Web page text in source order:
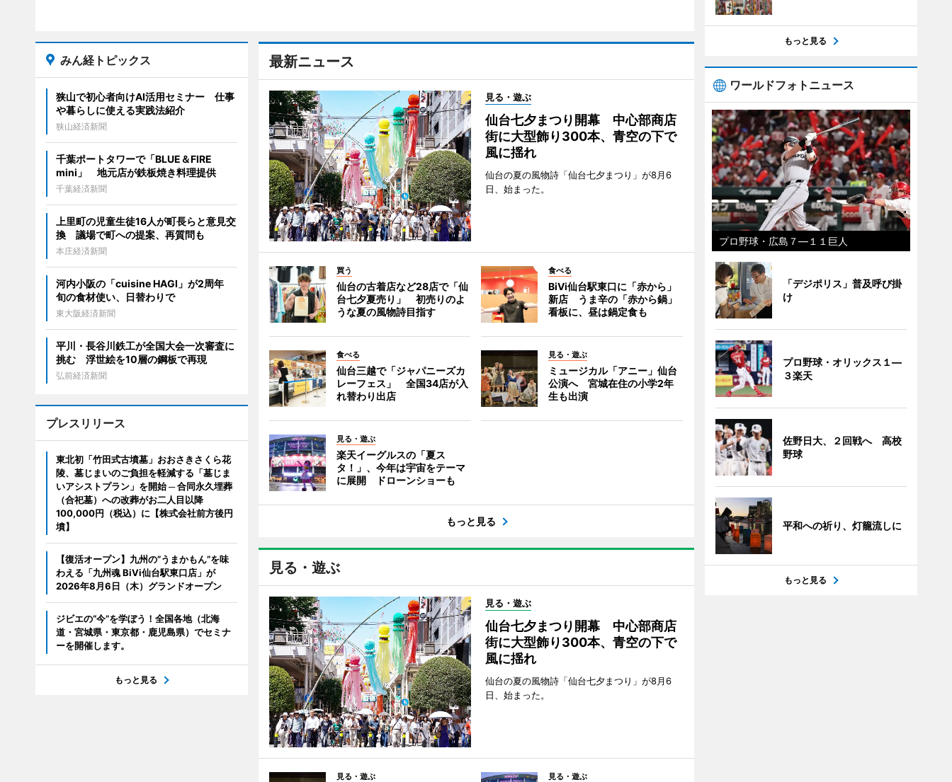
最新ニュース
見る・遊ぶ
仙台七夕まつり開幕 中心部商店
街に大型飾り300本、青空の下で
風に揺れ
仙台の夏の風物詩「仙台七夕まつり」が8月6
日、始まった。
買う
仙台の古着店など28店で「仙
台七夕夏売り」 初売りのよ
うな夏の風物詩目指す
食べる
BiVi仙台駅東口に「赤から」
新店 うま辛の「赤から鍋」
看板に、昼は鍋定食も
食べる
仙台三越で「ジャパニーズカ
レーフェス」 全国34店が入
れ替わり出店
見る・遊ぶ
ミュージカル「アニー」仙台
公演へ 宮城在住の小学2年
生も出演
見る・遊ぶ
楽天イーグルスの「夏ス
タ！」、今年は宇宙をテーマ
に展開 ドローンショーも
もっと見る
見る・遊ぶ
見る・遊ぶ
仙台七夕まつり開幕 中心部商店
街に大型飾り300本、青空の下で
風に揺れ
仙台の夏の風物詩「仙台七夕まつり」が8月6
日、始まった。
見る・遊ぶ 見る・遊ぶ
みん経トピックス
狭山で初心者向けAI活用セミナー 仕事
や暮らしに使える実践法紹介
狭山経済新聞
千葉ポートタワーで「BLUE＆FIRE
mini」 地元店が鉄板焼き料理提供
千葉経済新聞
上里町の児童生徒16人が町長らと意見交
換 議場で町への提案、再質問も
本庄経済新聞
河内小阪の「cuisine HAGI」が2周年
旬の食材使い、日替わりで
東大阪経済新聞
平川・長谷川鉄工が全国大会一次審査に
挑む 浮世絵を10層の鋼板で再現
弘前経済新聞
プレスリリース
東北初「竹田式古墳墓」おおさきさくら花
陵、墓じまいのご負担を軽減する「墓じま
いアシストプラン」を開始 ─ 合同永久埋葬
（合祀墓）への改葬がお二人目以降
100,000円（税込）に【株式会社前方後円
墳】
【復活オープン】九州の”うまかもん”を味
わえる「九州魂 BiVi仙台駅東口店」が
2026年8月6日（木）グランドオープン
ジビエの“今”を学ぼう！全国各地（北海
道・宮城県・東京都・鹿児島県）でセミナ
ーを開催します。
もっと見る
もっと見る
ワールドフォトニュース
プロ野球・広島７―１１巨人
「デジポリス」普及呼び掛
け
プロ野球・オリックス１―
３楽天
佐野日大、２回戦へ 高校
野球
平和への祈り、灯籠流しに
もっと見る